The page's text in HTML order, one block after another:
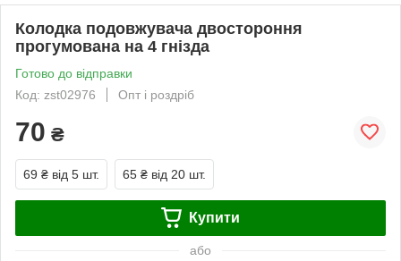
Колодка подовжувача двостороння
прогумована на 4 гнізда
Готово до відправки
Код: zst02976
Опт і роздріб
70 ₴
69 ₴ від 5 шт. 65 ₴ від 20 шт.
Купити
або